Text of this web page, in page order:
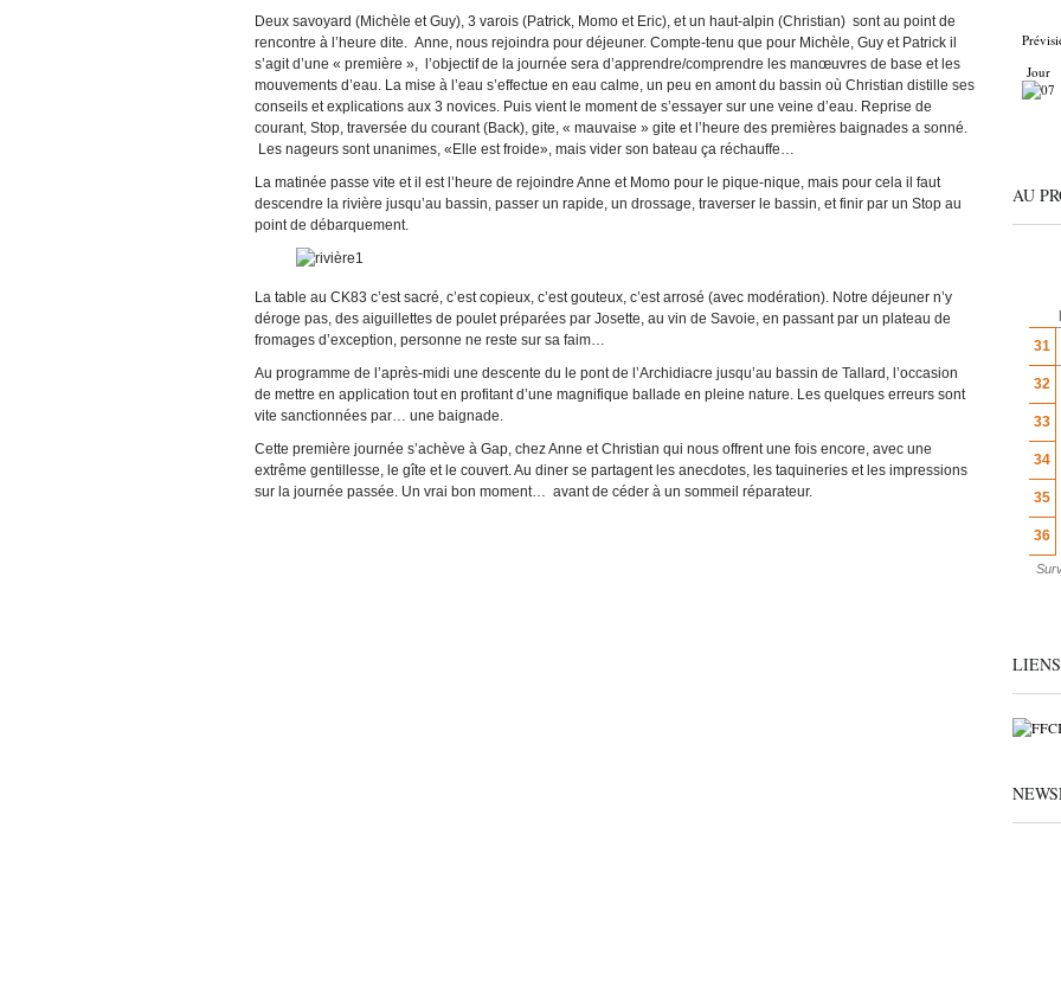
Deux savoyard (Michèle et Guy), 3 varois (Patrick, Momo et Eric), et un haut-alpin (Christian) sont au point de
rencontre à l’heure dite. Anne, nous rejoindra pour déjeuner. Compte-tenu que pour Michèle, Guy et Patrick il
s’agit d’une « première », l’objectif de la journée sera d’apprendre/comprendre les manœuvres de base et les
mouvements d’eau. La mise à l’eau s’effectue en eau calme, un peu en amont du bassin où Christian distille ses
conseils et explications aux 3 novices. Puis vient le moment de s’essayer sur une veine d’eau. Reprise de
courant, Stop, traversée du courant (Back), gite, « mauvaise » gite et l’heure des premières baignades a sonné.
Les nageurs sont unanimes, «Elle est froide», mais vider son bateau ça réchauffe…
La matinée passe vite et il est l’heure de rejoindre Anne et Momo pour le pique-nique, mais pour cela il faut
descendre la rivière jusqu’au bassin, passer un rapide, un drossage, traverser le bassin, et finir par un Stop au
point de débarquement.
La table au CK83 c’est sacré, c’est copieux, c’est gouteux, c’est arrosé (avec modération). Notre déjeuner n’y
déroge pas, des aiguillettes de poulet préparées par Josette, au vin de Savoie, en passant par un plateau de
fromages d’exception, personne ne reste sur sa faim…
Au programme de l’après-midi une descente du le pont de l’Archidiacre jusqu’au bassin de Tallard, l’occasion
de mettre en application tout en profitant d’une magnifique ballade en pleine nature. Les quelques erreurs sont
vite sanctionnées par… une baignade.
Cette première journée s’achève à Gap, chez Anne et Christian qui nous offrent une fois encore, avec une
extrême gentillesse, le gîte et le couvert. Au diner se partagent les anecdotes, les taquineries et les impressions
sur la journée passée. Un vrai bon moment… avant de céder à un sommeil réparateur.
Jour
AU
31
32
33
34
35
36
LIENS